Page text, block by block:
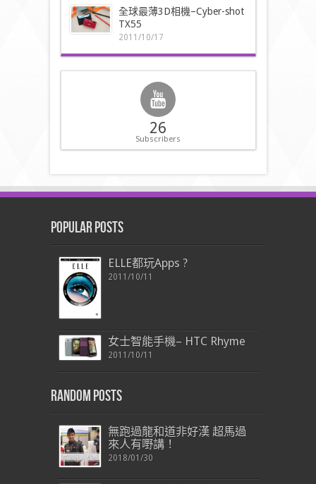
全球最薄3D相機–Cyber-shot
TX55
2011/10/17
26
Subscribers
Popular Posts
ELLE都玩Apps ?
2011/10/11
女士智能手機– HTC Rhyme
2011/10/11
Random Posts
無跑過龍和道非好漢 超馬過
來人有嘢講！
2018/01/30